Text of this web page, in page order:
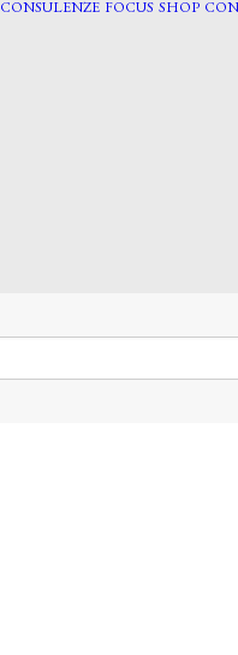
CONSULENZE FOCUS SHOP